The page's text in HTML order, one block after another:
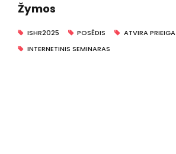
Žymos
ISHR2025 POSĖDIS ATVIRA PRIEIGA
INTERNETINIS SEMINARAS